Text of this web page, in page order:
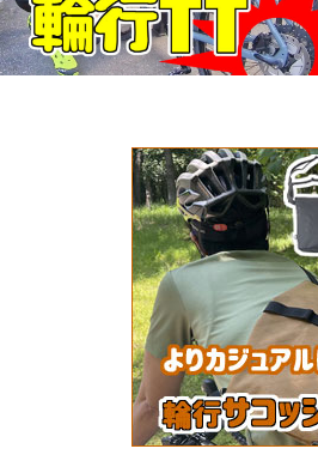
*ディスクブレーキ輪行タイムアタック